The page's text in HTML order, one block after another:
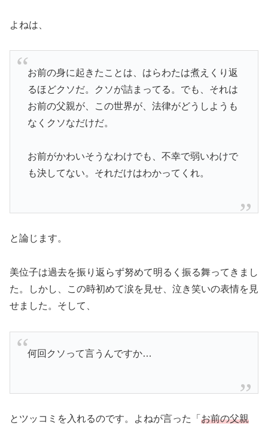
よねは、
お前の身に起きたことは、はらわたは煮えくり返
るほどクソだ。クソが詰まってる。でも、それは
お前の父親が、この世界が、法律がどうしようも
なくクソなだけだ。
お前がかわいそうなわけでも、不幸で弱いわけで
も決してない。それだけはわかってくれ。
と論じます。
美位子は過去を振り返らず努めて明るく振る舞ってきまし
た。しかし、この時初めて涙を見せ、泣き笑いの表情を見
せました。そして、
何回クソって言うんですか…
とツッコミを入れるのです。よねが言った「 お前の父親